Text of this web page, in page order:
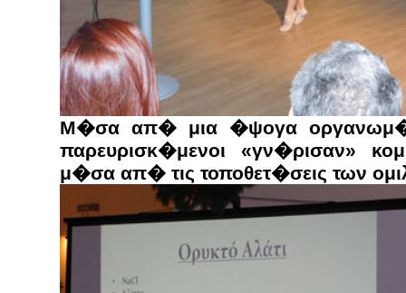
Μ�σα απ� μια �ψογα
παρευρισκ�μενοι «γν�ρισαν»
μ�σα απ� τις τοποθετ�σεις των